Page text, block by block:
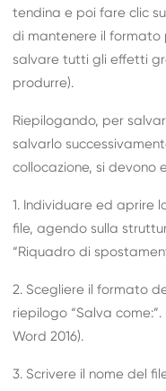
tendina e poi fare clic
di mantenere il
salvare tutti gli effetti
produrre).
Riepilogando, per
salvarlo
collocazione, si devono
1. Individuare ed aprire
file, agendo sulla
“Riquadro di
2. Scegliere il formato
riepilogo “Salva
Word 2016).
3. Scrivere il nome del